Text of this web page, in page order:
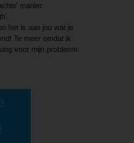
manier
het is aan jou wat je
Te meer omdat ik
voor mijn probleem